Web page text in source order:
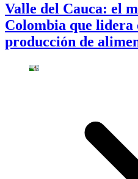
Valle del Cauca: el
Colombia que lidera
producción de